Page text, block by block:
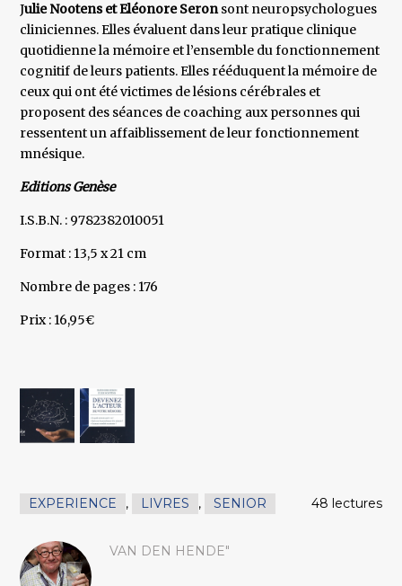
Julie Nootens et Eléonore Seronsont neuropsychologues
cliniciennes. Elles évaluent dans leur pratique clinique
quotidienne la mémoire et l’ensemble du fonctionnement
cognitif de leurs patients. Elles rééduquent la mémoire de
ceux qui ont été victimes de lésions cérébrales et
proposent des séances de coaching aux personnes qui
ressentent un affaiblissement de leur fonctionnement
mnésique.
Editions Genèse
I.S.B.N. : 9782382010051
Format : 13,5 x 21 cm
Nombre de pages : 176
Prix : 16,95€
EXPERIENCE , LIVRES , SENIOR 48 lectures
VAN DEN HENDE"